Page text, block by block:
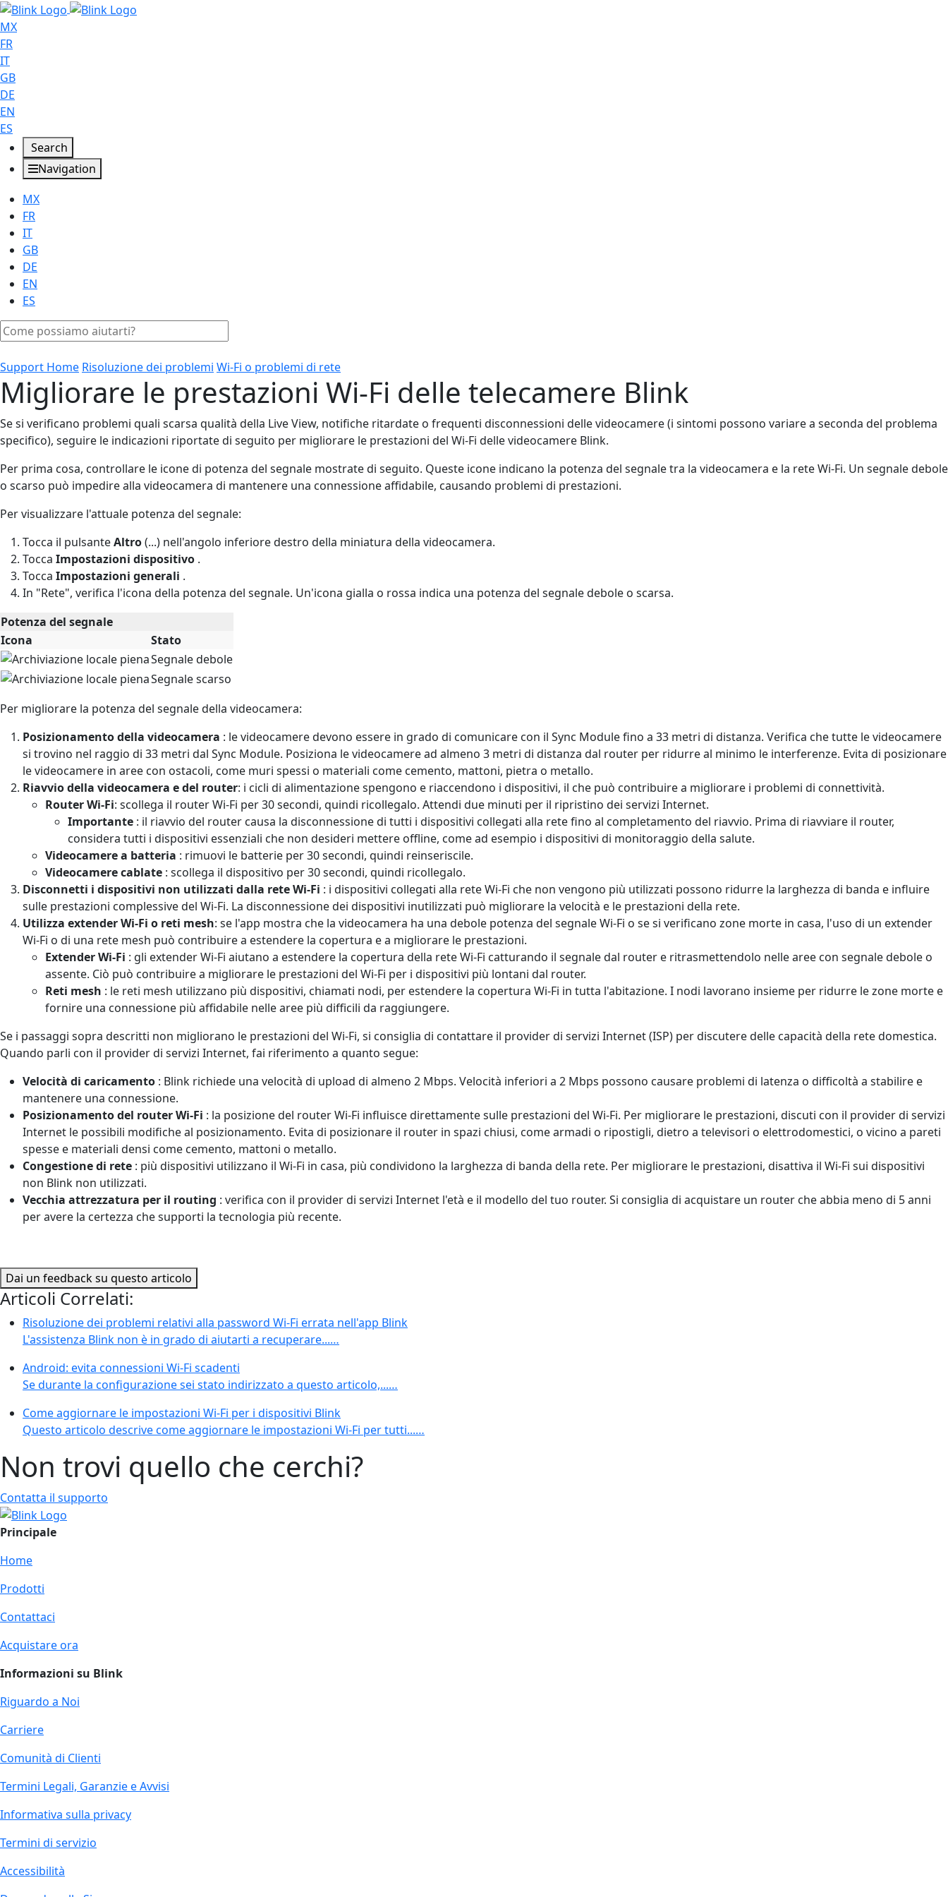
MX
FR
IT
GB
DE
EN
ES
Search
Navigation
MX
FR
IT
GB
DE
EN
ES
Support Home Risoluzione dei problemi Wi-Fi o problemi di rete
Migliorare le prestazioni Wi-Fi delle telecamere Blink
Se si verificano problemi quali scarsa qualità della Live View, notifiche ritardate o frequenti disconnessioni delle videocamere (i sintomi possono variare a seconda del problema
specifico), seguire le indicazioni riportate di seguito per migliorare le prestazioni del Wi-Fi delle videocamere Blink.
Per prima cosa, controllare le icone di potenza del segnale mostrate di seguito. Queste icone indicano la potenza del segnale tra la videocamera e la rete Wi-Fi. Un segnale debole
o scarso può impedire alla videocamera di mantenere una connessione affidabile, causando problemi di prestazioni.
Per visualizzare l'attuale potenza del segnale:
Tocca il pulsanteAltro(...) nell'angolo inferiore destro della miniatura della videocamera.
Tocca Impostazioni dispositivo .
Tocca Impostazioni generali .
In "Rete", verifica l'icona della potenza del segnale. Un'icona gialla o rossa indica una potenza del segnale debole o scarsa.
Potenza del segnale
Icona
Stato
Segnale debole
Segnale scarso
Per migliorare la potenza del segnale della videocamera:
Posizionamento della videocamera : le videocamere devono essere in grado di comunicare con il Sync Module fino a 33 metri di distanza. Verifica che tutte le videocamere
si trovino nel raggio di 33 metri dal Sync Module. Posiziona le videocamere ad almeno 3 metri di distanza dal router per ridurre al minimo le interferenze. Evita di posizionare
le videocamere in aree con ostacoli, come muri spessi o materiali come cemento, mattoni, pietra o metallo.
Riavvio della videocamera e del router: i cicli di alimentazione spengono e riaccendono i dispositivi, il che può contribuire a migliorare i problemi di connettività.
Router Wi-Fi: scollega il router Wi-Fi per 30 secondi, quindi ricollegalo. Attendi due minuti per il ripristino dei servizi Internet.
Importante : il riavvio del router causa la disconnessione di tutti i dispositivi collegati alla rete fino al completamento del riavvio. Prima di riavviare il router,
considera tutti i dispositivi essenziali che non desideri mettere offline, come ad esempio i dispositivi di monitoraggio della salute.
Videocamere a batteria : rimuovi le batterie per 30 secondi, quindi reinseriscile.
Videocamere cablate : scollega il dispositivo per 30 secondi, quindi ricollegalo.
Disconnetti i dispositivi non utilizzati dalla rete Wi-Fi : i dispositivi collegati alla rete Wi-Fi che non vengono più utilizzati possono ridurre la larghezza di banda e influire
sulle prestazioni complessive del Wi-Fi. La disconnessione dei dispositivi inutilizzati può migliorare la velocità e le prestazioni della rete.
Utilizza extender Wi-Fi o reti mesh: se l'app mostra che la videocamera ha una debole potenza del segnale Wi-Fi o se si verificano zone morte in casa, l'uso di un extender
Wi-Fi o di una rete mesh può contribuire a estendere la copertura e a migliorare le prestazioni.
Extender Wi-Fi : gli extender Wi-Fi aiutano a estendere la copertura della rete Wi-Fi catturando il segnale dal router e ritrasmettendolo nelle aree con segnale debole o
assente. Ciò può contribuire a migliorare le prestazioni del Wi-Fi per i dispositivi più lontani dal router.
Reti mesh : le reti mesh utilizzano più dispositivi, chiamati nodi, per estendere la copertura Wi-Fi in tutta l'abitazione. I nodi lavorano insieme per ridurre le zone morte e
fornire una connessione più affidabile nelle aree più difficili da raggiungere.
Se i passaggi sopra descritti non migliorano le prestazioni del Wi-Fi, si consiglia di contattare il provider di servizi Internet (ISP) per discutere delle capacità della rete domestica.
Quando parli con il provider di servizi Internet, fai riferimento a quanto segue:
Velocità di caricamento : Blink richiede una velocità di upload di almeno 2 Mbps. Velocità inferiori a 2 Mbps possono causare problemi di latenza o difficoltà a stabilire e
mantenere una connessione.
Posizionamento del router Wi-Fi : la posizione del router Wi-Fi influisce direttamente sulle prestazioni del Wi-Fi. Per migliorare le prestazioni, discuti con il provider di servizi
Internet le possibili modifiche al posizionamento. Evita di posizionare il router in spazi chiusi, come armadi o ripostigli, dietro a televisori o elettrodomestici, o vicino a pareti
spesse e materiali densi come cemento, mattoni o metallo.
Congestione di rete : più dispositivi utilizzano il Wi-Fi in casa, più condividono la larghezza di banda della rete. Per migliorare le prestazioni, disattiva il Wi-Fi sui dispositivi
non Blink non utilizzati.
Vecchia attrezzatura per il routing : verifica con il provider di servizi Internet l'età e il modello del tuo router. Si consiglia di acquistare un router che abbia meno di 5 anni
per avere la certezza che supporti la tecnologia più recente.
Dai un feedback su questo articolo
Articoli Correlati:
Risoluzione dei problemi relativi alla password Wi-Fi errata nell'app Blink
L'assistenza Blink non è in grado di aiutarti a recuperare...…
Android: evita connessioni Wi-Fi scadenti
Se durante la configurazione sei stato indirizzato a questo articolo,...…
Come aggiornare le impostazioni Wi-Fi per i dispositivi Blink
Questo articolo descrive come aggiornare le impostazioni Wi-Fi per tutti...…
Non trovi quello che cerchi?
Contatta il supporto
Principale
Home
Prodotti
Contattaci
Acquistare ora
Informazioni su Blink
Riguardo a Noi
Carriere
Comunità di Clienti
Termini Legali, Garanzie e Avvisi
Informativa sulla privacy
Termini di servizio
Accessibilità